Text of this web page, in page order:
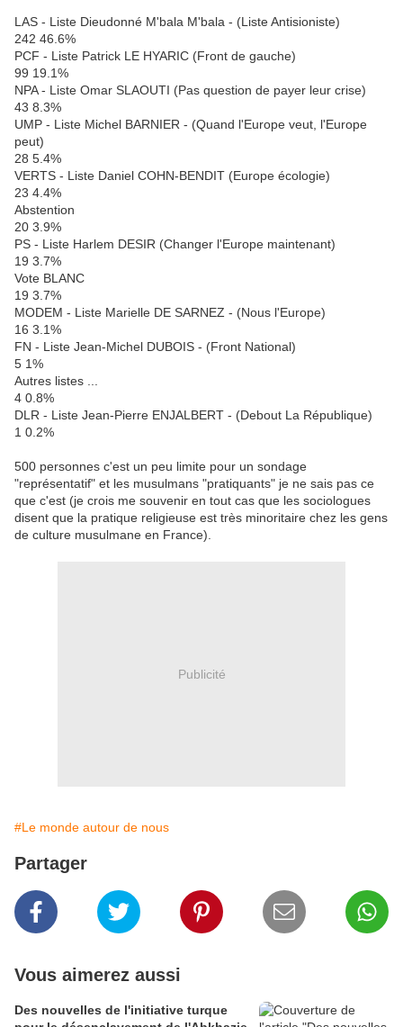
LAS - Liste Dieudonné M'bala M'bala - (Liste Antisioniste)
242 46.6%
PCF - Liste Patrick LE HYARIC (Front de gauche)
99 19.1%
NPA - Liste Omar SLAOUTI (Pas question de payer leur crise)
43 8.3%
UMP - Liste Michel BARNIER - (Quand l'Europe veut, l'Europe
peut)
28 5.4%
VERTS - Liste Daniel COHN-BENDIT (Europe écologie)
23 4.4%
Abstention
20 3.9%
PS - Liste Harlem DESIR (Changer l'Europe maintenant)
19 3.7%
Vote BLANC
19 3.7%
MODEM - Liste Marielle DE SARNEZ - (Nous l'Europe)
16 3.1%
FN - Liste Jean-Michel DUBOIS - (Front National)
5 1%
Autres listes ...
4 0.8%
DLR - Liste Jean-Pierre ENJALBERT - (Debout La République)
1 0.2%
500 personnes c'est un peu limite pour un sondage
"représentatif" et les musulmans "pratiquants" je ne sais pas ce
que c'est (je crois me souvenir en tout cas que les sociologues
disent que la pratique religieuse est très minoritaire chez les gens
de culture musulmane en France).
Publicité
#Le monde autour de nous
Partager
Vous aimerez aussi
Des nouvelles de l'initiative turque